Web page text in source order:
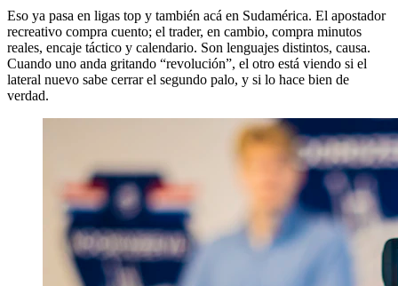
Eso ya pasa en ligas top y también acá en Sudamérica. El apostador
recreativo compra cuento; el trader, en cambio, compra minutos
reales, encaje táctico y calendario. Son lenguajes distintos, causa.
Cuando uno anda gritando “revolución”, el otro está viendo si el
lateral nuevo sabe cerrar el segundo palo, y si lo hace bien de
verdad.